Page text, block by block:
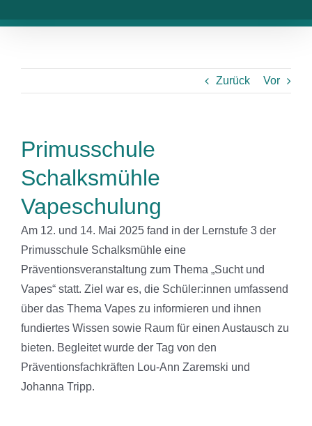
Zurück Vor
Primusschule
Schalksmühle
Vapeschulung
Am 12. und 14. Mai 2025 fand in der Lernstufe 3 der
Primusschule Schalksmühle eine
Präventionsveranstaltung zum Thema „Sucht und
Vapes“ statt. Ziel war es, die Schüler:innen umfassend
über das Thema Vapes zu informieren und ihnen
fundiertes Wissen sowie Raum für einen Austausch zu
bieten. Begleitet wurde der Tag von den
Präventionsfachkräften Lou-Ann Zaremski und
Johanna Tripp.